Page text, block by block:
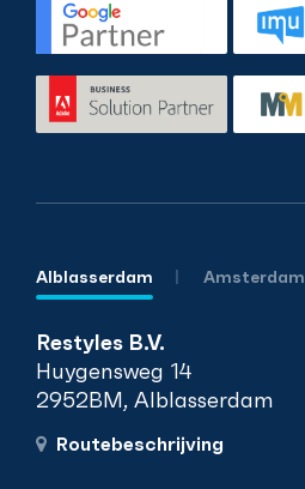
Alblasserdam Amsterdam
Restyles B.V.
Huygensweg 14
2952BM, Alblasserdam
Routebeschrijving